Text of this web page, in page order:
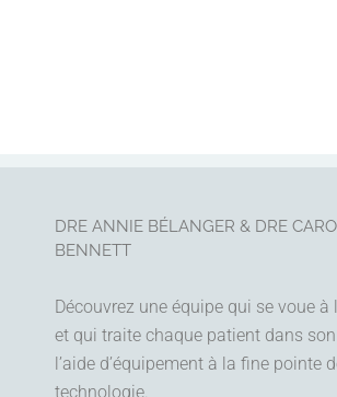
DRE ANNIE BÉLANGER & DRE
BENNETT
Découvrez une équipe qui se voue à
et qui traite chaque patient dans
l’aide d’équipement à la fine pointe
technologie.